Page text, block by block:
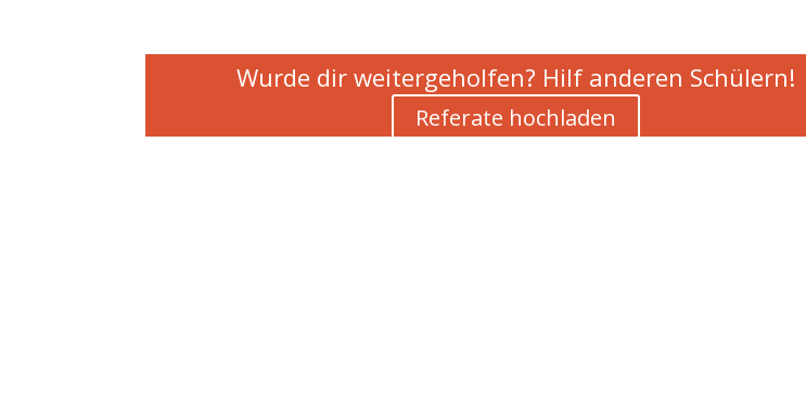
Wurde dir weitergeholfen? Hilf anderen Schülern!
Referate hochladen